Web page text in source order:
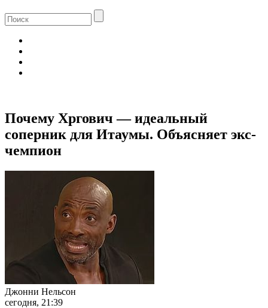
Почему Хргович — идеальный
соперник для Итаумы. Объясняет экс-
чемпион
Джонни Нельсон
сегодня, 21:39